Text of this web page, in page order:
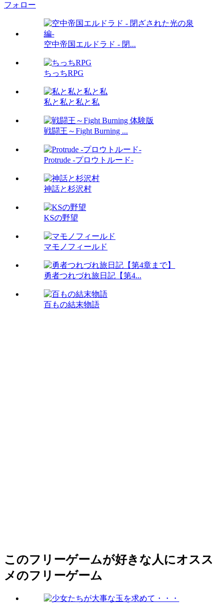
フォロー
空中帝国エルドラド - 閉...
ちっちRPG
私と私と私と私
戦闘王～Fight Burning ...
Protrude -プロウトルード-
神話と杉沢村
KSの野望
マモノフィールド
勇者つれづれ旅日記【第4...
百もの結末物語
このフリーゲームが好きな人にオスス
メのフリーゲーム